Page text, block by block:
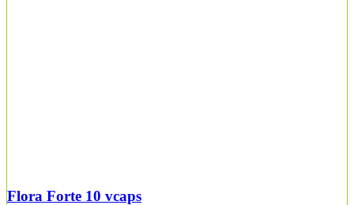
Flora Forte 10 vcaps